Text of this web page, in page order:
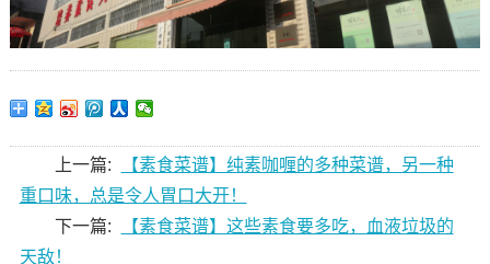
上一篇:
【素食菜谱】纯素咖喱的多种菜谱，另一种
重口味，总是令人胃口大开！
下一篇:
【素食菜谱】这些素食要多吃，血液垃圾的
天敌！